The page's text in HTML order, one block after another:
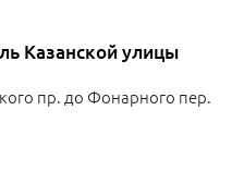
Казанской улицы
пр. до Фонарного пер.